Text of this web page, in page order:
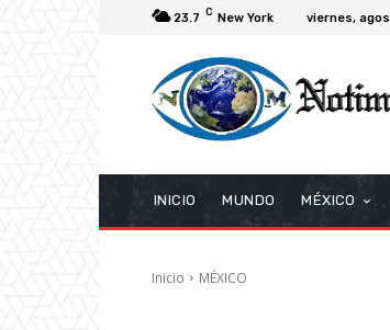
23.7 C New York viernes,
INICIO MUNDO MÉXICO
Inicio MÉXICO